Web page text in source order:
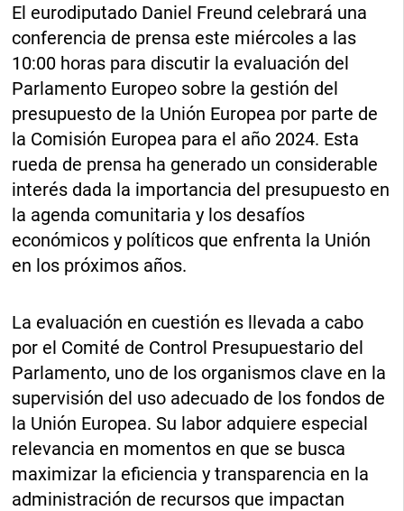
El eurodiputado Daniel Freund celebrará una
conferencia de prensa este miércoles a las
10:00 horas para discutir la evaluación del
Parlamento Europeo sobre la gestión del
presupuesto de la Unión Europea por parte de
la Comisión Europea para el año 2024. Esta
rueda de prensa ha generado un considerable
interés dada la importancia del presupuesto en
la agenda comunitaria y los desafíos
económicos y políticos que enfrenta la Unión
en los próximos años.
La evaluación en cuestión es llevada a cabo
por el Comité de Control Presupuestario del
Parlamento, uno de los organismos clave en la
supervisión del uso adecuado de los fondos de
la Unión Europea. Su labor adquiere especial
relevancia en momentos en que se busca
maximizar la eficiencia y transparencia en la
administración de recursos que impactan